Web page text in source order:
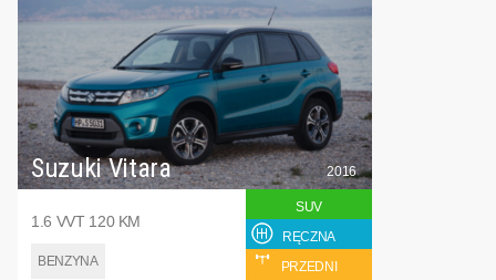
Suzuki Vitara
1.6 VVT 120 KM
BENZYNA
2016
SUV
RĘCZNA
PRZEDNI